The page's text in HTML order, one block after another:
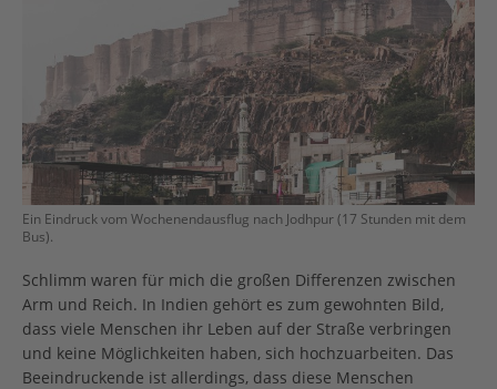
Ein Eindruck vom Wochenendausflug nach Jodhpur (17 Stunden mit dem
Bus).
Schlimm waren für mich die großen Differenzen zwischen
Arm und Reich. In Indien gehört es zum gewohnten Bild,
dass viele Menschen ihr Leben auf der Straße verbringen
und keine Möglichkeiten haben, sich hochzuarbeiten. Das
Beeindruckende ist allerdings, dass diese Menschen